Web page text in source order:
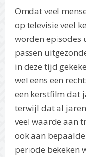
Omdat veel
op televisie veel
worden episodes
passen
in deze tijd
wel eens een
een kerstfilm dat
terwijl dat al jaren
veel waarde aan
ook aan
periode bekeken